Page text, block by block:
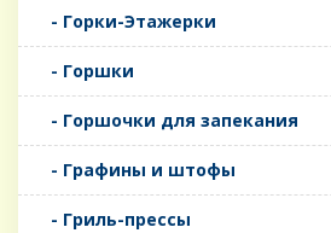
- Горки-Этажерки
- Горшки
- Горшочки для запекания
- Графины и штофы
- Гриль-прессы